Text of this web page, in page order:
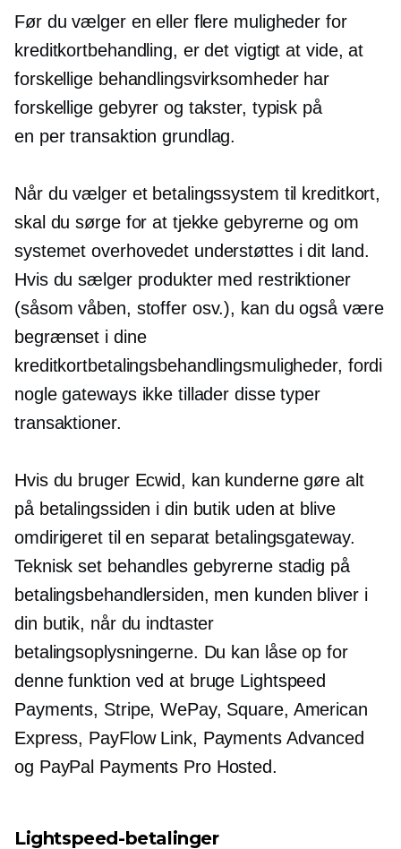
Før du vælger en eller flere muligheder for
kreditkortbehandling, er det vigtigt at vide, at
forskellige behandlingsvirksomheder har
forskellige gebyrer og takster, typisk på
en per transaktion grundlag.
Når du vælger et betalingssystem til kreditkort,
skal du sørge for at tjekke gebyrerne og om
systemet overhovedet understøttes i dit land.
Hvis du sælger produkter med restriktioner
(såsom våben, stoffer osv.), kan du også være
begrænset i dine
kreditkortbetalingsbehandlingsmuligheder, fordi
nogle gateways ikke tillader disse typer
transaktioner.
Hvis du bruger Ecwid, kan kunderne gøre alt
på betalingssiden i din butik uden at blive
omdirigeret til en separat betalingsgateway.
Teknisk set behandles gebyrerne stadig på
betalingsbehandlersiden, men kunden bliver i
din butik, når du indtaster
betalingsoplysningerne. Du kan låse op for
denne funktion ved at bruge Lightspeed
Payments, Stripe, WePay, Square, American
Express, PayFlow Link, Payments Advanced
og PayPal Payments Pro Hosted.
Lightspeed-betalinger